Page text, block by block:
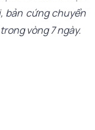
bản cứng chuyển
vòng 7 ngày.